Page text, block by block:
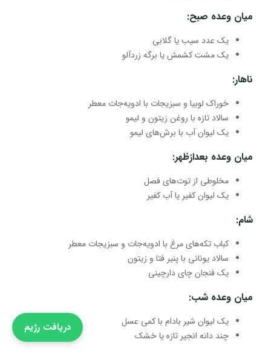
میان وعده صبح:
یک عدد سیب یا گلابی
یک مشت کشمش یا برگه زردآلو
ناهار:
خوراک لوبیا و سبزیجات با ادویه‌جات معطر
سالاد تازه با روغن زیتون و لیمو
یک لیوان آب با برش‌های لیمو
میان وعده بعدازظهر:
مخلوطی از توت‌های فصل
یک لیوان کفیر یا آب کفیر
شام:
کباب تکه‌های مرغ با ادویه‌جات و سبزیجات معطر
سالاد یونانی با پنیر فتا و زیتون
یک فنجان چای دارچینی
میان وعده شب:
یک لیوان شیر بادام با کمی عسل
چند دانه انجیر تازه یا خشک
دریافت رژیم